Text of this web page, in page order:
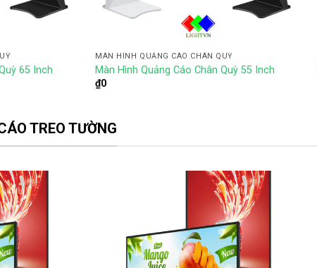
65 Inch
MÀN HÌNH QUẢNG CÁO CHÂN QUỲ
Màn Hình Quảng Cáo Chân Quỳ 55 Inch
₫0
TREO TƯỜNG